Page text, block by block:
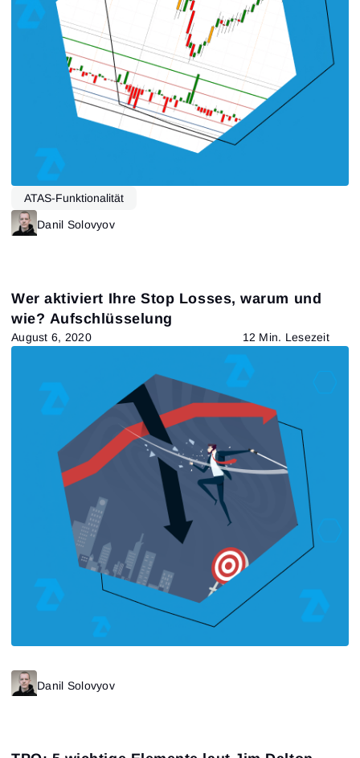
ATAS-Funktionalität
Danil Solovyov
Wer aktiviert Ihre Stop Losses, warum und
wie? Aufschlüsselung
August 6, 2020 12 Min. Lesezeit
Danil Solovyov